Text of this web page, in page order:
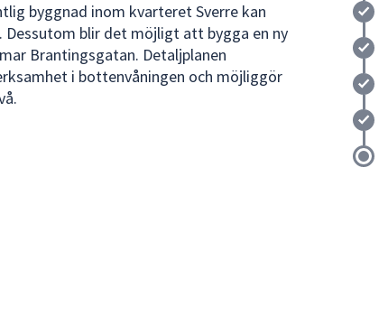
byggnad inom kvarteret Sverre kan
blir det möjligt att bygga en ny
Brantingsgatan. Detaljplanen
i bottenvåningen och möjliggör